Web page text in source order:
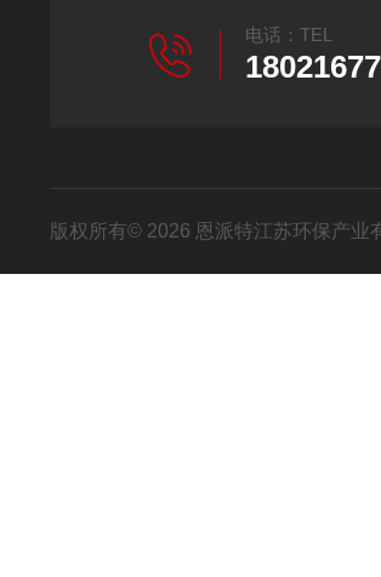
电话：TEL
版权所有© 2026 恩派特江苏环保产